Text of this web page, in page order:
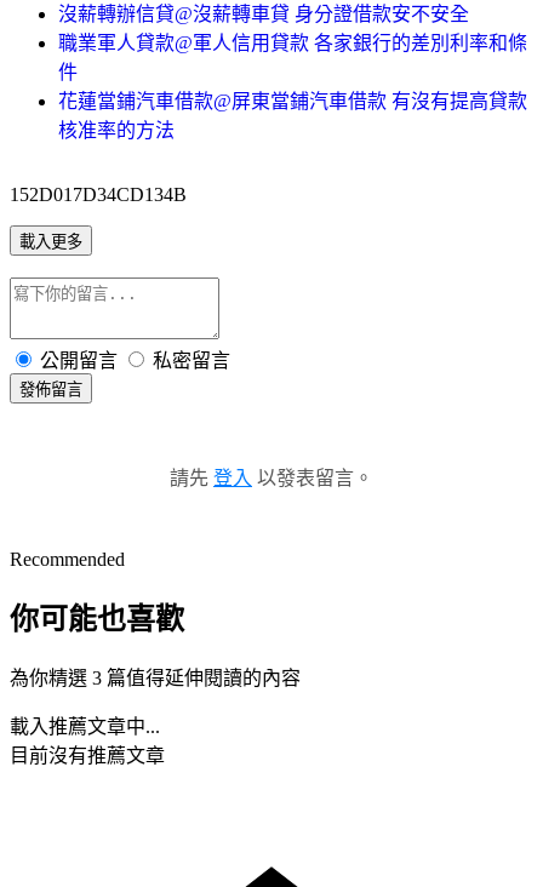
沒薪轉辦信貸@沒薪轉車貸 身分證借款安不安全
職業軍人貸款@軍人信用貸款 各家銀行的差別利率和條
件
花蓮當鋪汽車借款@屏東當鋪汽車借款 有沒有提高貸款
核准率的方法
152D017D34CD134B
載入更多
公開留言 私密留言
發佈留言
請先 登入 以發表留言。
Recommended
你可能也喜歡
為你精選 3 篇值得延伸閱讀的內容
載入推薦文章中...
目前沒有推薦文章